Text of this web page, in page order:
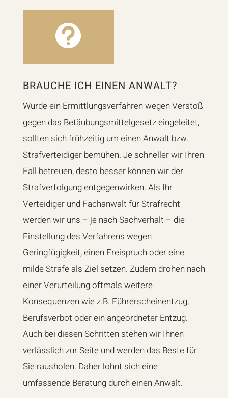

BRAUCHE ICH EINEN ANWALT?
Wurde ein Ermittlungsverfahren wegen Verstoß
gegen das Betäubungsmittelgesetz eingeleitet,
sollten sich frühzeitig um einen Anwalt bzw.
Strafverteidiger bemühen. Je schneller wir Ihren
Fall betreuen, desto besser können wir der
Strafverfolgung entgegenwirken. Als Ihr
Verteidiger und Fachanwalt für Strafrecht
werden wir uns – je nach Sachverhalt – die
Einstellung des Verfahrens wegen
Geringfügigkeit, einen Freispruch oder eine
milde Strafe als Ziel setzen. Zudem drohen nach
einer Verurteilung oftmals weitere
Konsequenzen wie z.B. Führerscheinentzug,
Berufsverbot oder ein angeordneter Entzug.
Auch bei diesen Schritten stehen wir Ihnen
verlässlich zur Seite und werden das Beste für
Sie rausholen. Daher lohnt sich eine
umfassende Beratung durch einen Anwalt.